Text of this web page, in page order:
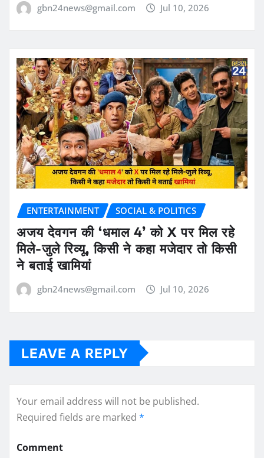
gbn24news@gmail.com Jul 10, 2026
ENTERTAINMENT SOCIAL & POLITICS
अजय देवगन की ‘धमाल 4’ को X पर मिल रहे
मिले-जुले रिव्यू, किसी ने कहा मजेदार तो किसी
ने बताई खामियां
gbn24news@gmail.com Jul 10, 2026
LEAVE A REPLY
Your email address will not be published.
Required fields are marked *
Comment